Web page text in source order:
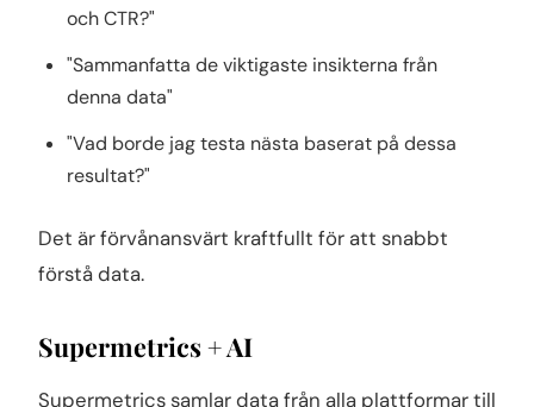
och CTR?"
"Sammanfatta de viktigaste insikterna från
denna data"
"Vad borde jag testa nästa baserat på dessa
resultat?"
Det är förvånansvärt kraftfullt för att snabbt
förstå data.
Supermetrics + AI
Supermetrics samlar data från alla plattformar till